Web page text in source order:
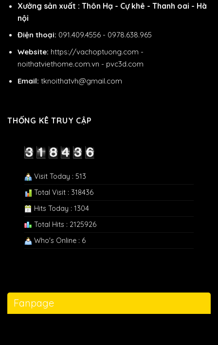
Xưởng sản xuất : Thôn Hạ - Cự khê - Thanh oai - Hà
nội
Điện thoại: 091.409.4556 - 0978.638.965
Website: https://vachoptuong.com -
noithatviethome.com.vn - pvc3d.com
Email: tknoithatvh@gmail.com
THỐNG KÊ TRUY CẬP
Visit Today : 513
Total Visit : 318436
Hits Today : 1304
Total Hits : 2125926
Who's Online : 6
Fanpage